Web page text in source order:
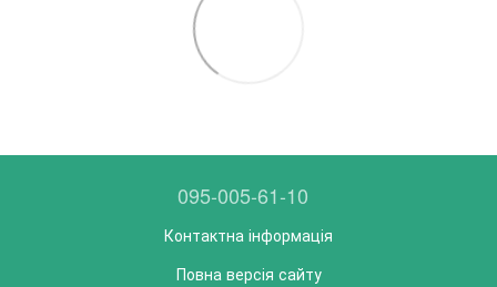
095-005-61-10
Контактна інформація
Повна версія сайту